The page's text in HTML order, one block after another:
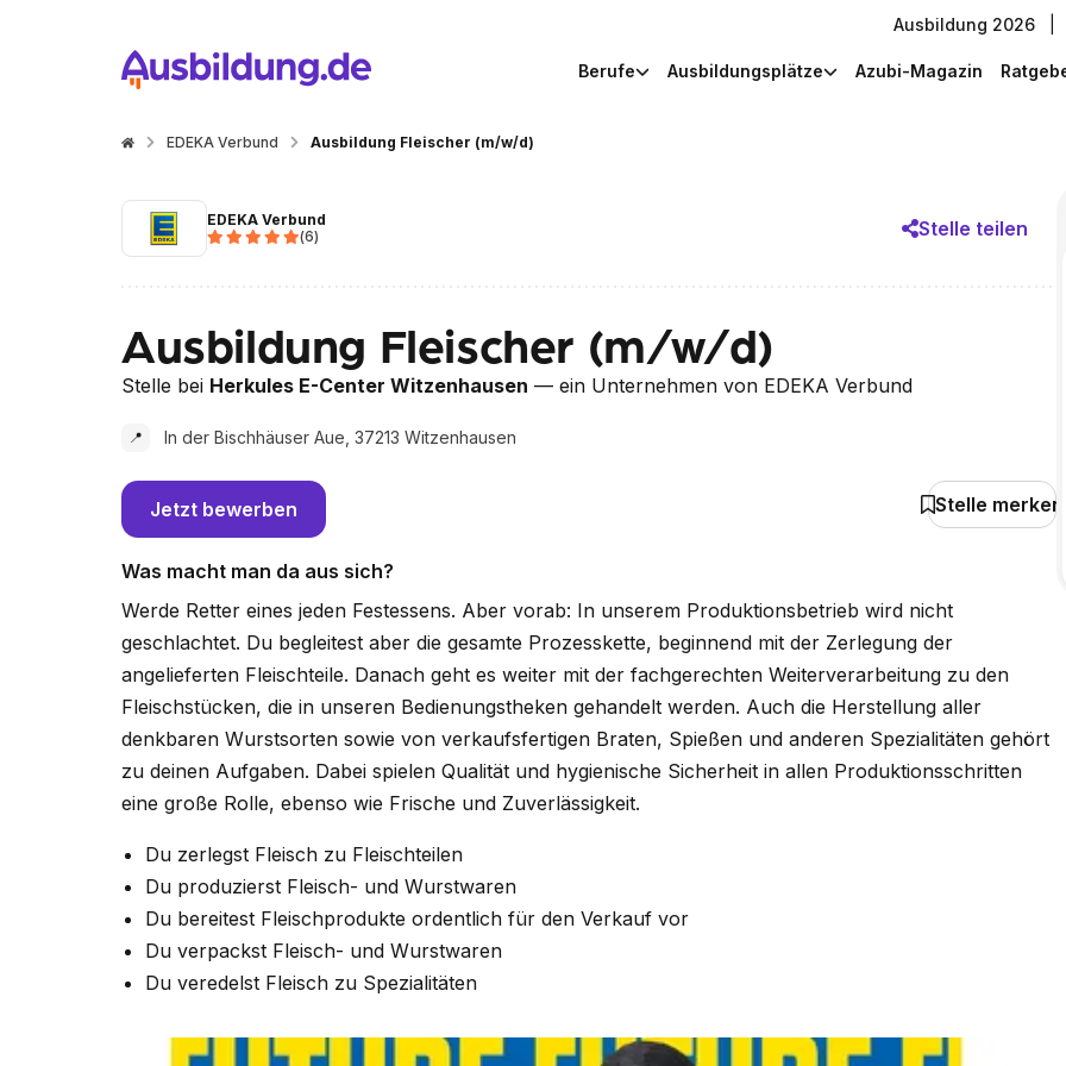
Ausbildung 2026
Berufe Ausbildungsplätze Azubi-Magazin
EDEKA Verbund Ausbildung Fleischer (m/w/d)
EDEKA Verbund
(6) Stelle teilen
Ausbildung Fleischer (m/w/d)
Stelle bei Herkules E-Center Witzenhausen — ein Unternehmen von EDEKA Verbund
📍 In der Bischhäuser Aue, 37213 Witzenhausen
Jetzt bewerben Stelle merken
Was macht man da aus sich?
Werde Retter eines jeden Festessens. Aber vorab: In unserem Produktionsbetrieb wird nicht
geschlachtet. Du begleitest aber die gesamte Prozesskette, beginnend mit der Zerlegung der
angelieferten Fleischteile. Danach geht es weiter mit der fachgerechten Weiterverarbeitung zu den
Fleischstücken, die in unseren Bedienungstheken gehandelt werden. Auch die Herstellung aller
denkbaren Wurstsorten sowie von verkaufsfertigen Braten, Spießen und anderen Spezialitäten gehört
zu deinen Aufgaben. Dabei spielen Qualität und hygienische Sicherheit in allen Produktionsschritten
eine große Rolle, ebenso wie Frische und Zuverlässigkeit.
Du zerlegst Fleisch zu Fleischteilen
Du produzierst Fleisch- und Wurstwaren
Du bereitest Fleischprodukte ordentlich für den Verkauf vor
Du verpackst Fleisch- und Wurstwaren
Du veredelst Fleisch zu Spezialitäten